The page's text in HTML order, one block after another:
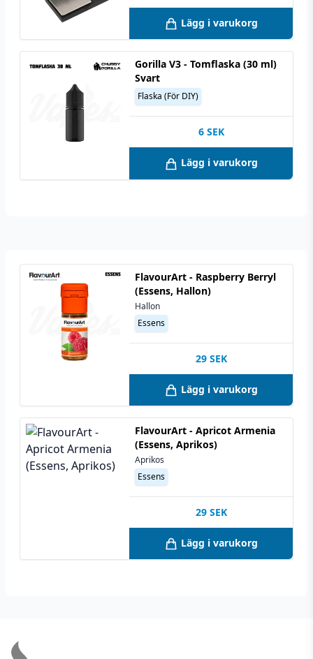
Lägg i varukorg
Gorilla V3 - Tomflaska (30 ml)
Svart
Flaska (För DIY)
6 SEK
Lägg i varukorg
FlavourArt - Raspberry Berryl
(Essens, Hallon)
Hallon
Essens
29 SEK
Lägg i varukorg
FlavourArt - Apricot Armenia
(Essens, Aprikos)
Aprikos
Essens
29 SEK
Lägg i varukorg